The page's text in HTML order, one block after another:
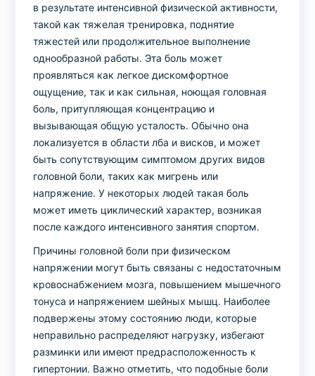
в результате интенсивной физической активности,
такой как тяжелая тренировка, поднятие
тяжестей или продолжительное выполнение
однообразной работы. Эта боль может
проявляться как легкое дискомфортное
ощущение, так и как сильная, ноющая головная
боль, притупляющая концентрацию и
вызывающая общую усталость. Обычно она
локализуется в области лба и висков, и может
быть сопутствующим симптомом других видов
головной боли, таких как мигрень или
напряжение. У некоторых людей такая боль
может иметь циклический характер, возникая
после каждого интенсивного занятия спортом.
Причины головной боли при физическом
напряжении могут быть связаны с недостаточным
кровоснабжением мозга, повышением мышечного
тонуса и напряжением шейных мышц. Наиболее
подвержены этому состоянию люди, которые
неправильно распределяют нагрузку, избегают
разминки или имеют предрасположенность к
гипертонии. Важно отметить, что подобные боли